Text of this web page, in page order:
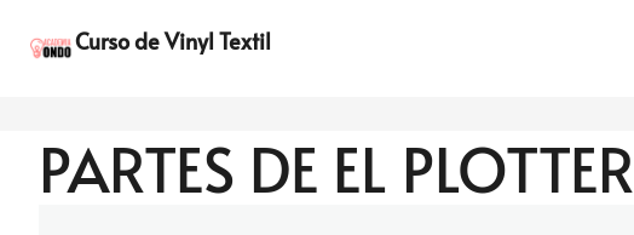
Curso de Vinyl Textil
PARTES DE EL PLOTTER
t
r
i
g
t
e